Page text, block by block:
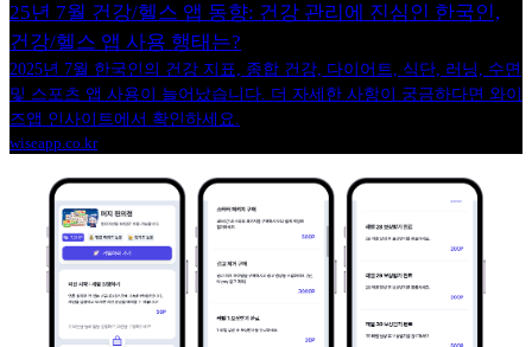
25년 7월 건강/헬스 앱 동향: 건강 관리에 진심인 한국인,
건강/헬스 앱 사용 행태는?
2025년 7월 한국인의 건강 지표, 종합 건강, 다이어트, 식단, 러닝, 수면
및 스포츠 앱 사용이 늘어났습니다. 더 자세한 사항이 궁금하다면 와이
즈앱 인사이트에서 확인하세요.
wiseapp.co.kr